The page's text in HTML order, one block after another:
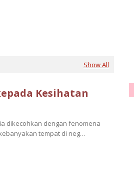
Show All
Kesihatan
dikecohkan dengan fenomena
tempat di neg…